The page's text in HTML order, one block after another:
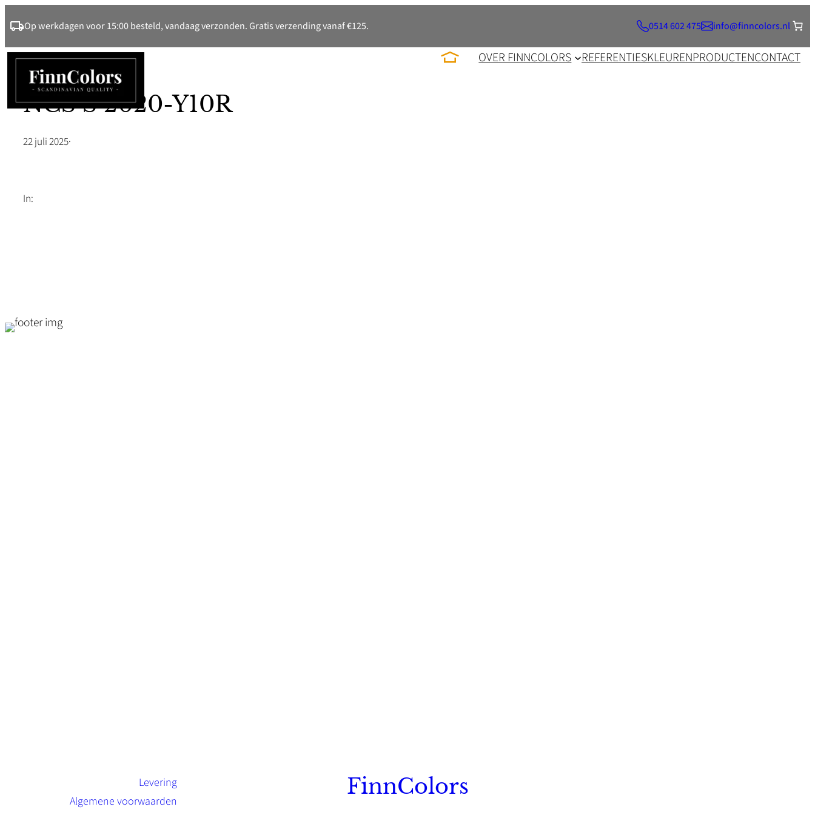
naar
de
inhoud
Op werkdagen voor 15:00 besteld, vandaag verzonden. Gratis verzending vanaf €125. 0514 602 475 info@finncolors.nl
OVER FINNCOLORS REFERENTIESKLEURENPRODUCTENCONTACT
NCS S 2020-Y10R
22 juli 2025·
In:
Levering
Algemene voorwaarden
FinnColors